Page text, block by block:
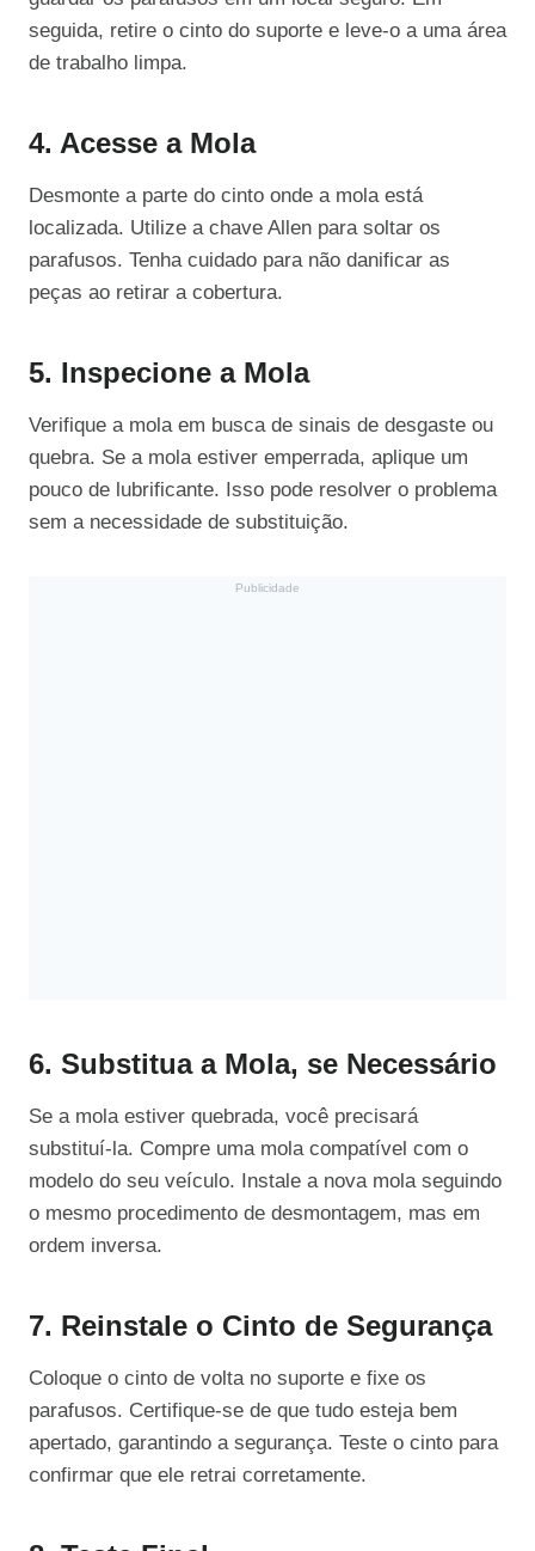
seguida, retire o cinto do suporte e leve-o a uma área
de trabalho limpa.
4. Acesse a Mola
Desmonte a parte do cinto onde a mola está
localizada. Utilize a chave Allen para soltar os
parafusos. Tenha cuidado para não danificar as
peças ao retirar a cobertura.
5. Inspecione a Mola
Verifique a mola em busca de sinais de desgaste ou
quebra. Se a mola estiver emperrada, aplique um
pouco de lubrificante. Isso pode resolver o problema
sem a necessidade de substituição.
Publicidade
6. Substitua a Mola, se Necessário
Se a mola estiver quebrada, você precisará
substituí-la. Compre uma mola compatível com o
modelo do seu veículo. Instale a nova mola seguindo
o mesmo procedimento de desmontagem, mas em
ordem inversa.
7. Reinstale o Cinto de Segurança
Coloque o cinto de volta no suporte e fixe os
parafusos. Certifique-se de que tudo esteja bem
apertado, garantindo a segurança. Teste o cinto para
confirmar que ele retrai corretamente.